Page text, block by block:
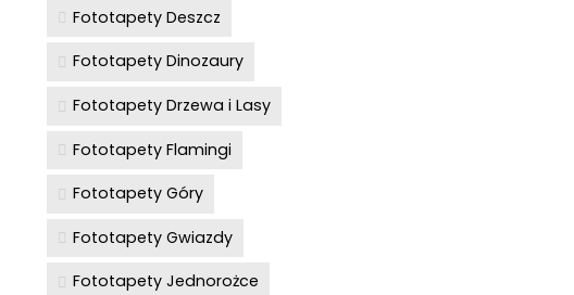
Fototapety Deszcz
Fototapety Dinozaury
Fototapety Drzewa i Lasy
Fototapety Flamingi
Fototapety Góry
Fototapety Gwiazdy
Fototapety Jednorożce